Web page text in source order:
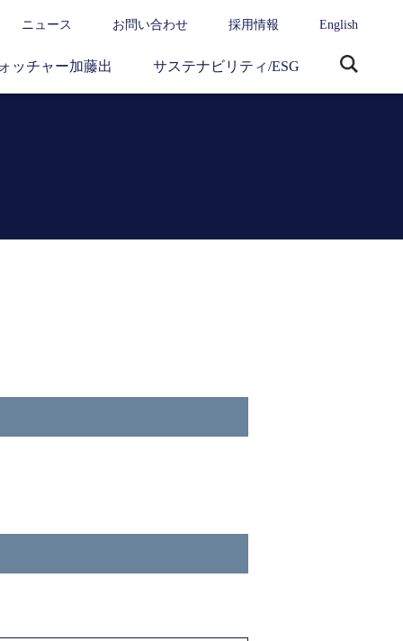
ニュース お問い合わせ 採用情報 English
ッチャー加藤出 サステナビリティ/ESG